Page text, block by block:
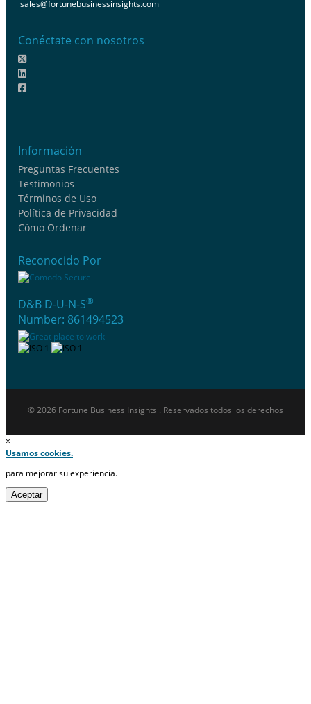
sales@fortunebusinessinsights.com
Conéctate con nosotros
Información
Preguntas Frecuentes
Testimonios
Términos de Uso
Política de Privacidad
Cómo Ordenar
Reconocido Por
D&B D-U-N-S®
Number: 861494523
© 2026 Fortune Business Insights . Reservados todos los derechos
×
Usamos cookies.
para mejorar su experiencia.
Aceptar